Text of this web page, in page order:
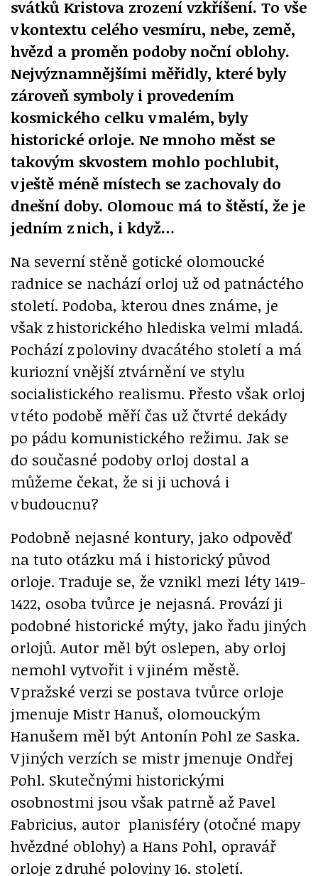
svátků Kristova zrození vzkříšení. To vše
v kontextu celého vesmíru, nebe, země,
hvězd a proměn podoby noční oblohy.
Nejvýznamnějšími měřidly, které byly
zároveň symboly i provedením
kosmického celku v malém, byly
historické orloje. Ne mnoho měst se
takovým skvostem mohlo pochlubit,
v ještě méně místech se zachovaly do
dnešní doby. Olomouc má to štěstí, že je
jedním z nich, i když…
Na severní stěně gotické olomoucké
radnice se nachází orloj už od patnáctého
století. Podoba, kterou dnes známe, je
však z historického hlediska velmi mladá.
Pochází z poloviny dvacátého století a má
kuriozní vnější ztvárnění ve stylu
socialistického realismu. Přesto však orloj
v této podobě měří čas už čtvrté dekády
po pádu komunistického režimu. Jak se
do současné podoby orloj dostal a
můžeme čekat, že si ji uchová i
v budoucnu?
Podobně nejasné kontury, jako odpověď
na tuto otázku má i historický původ
orloje. Traduje se, že vznikl mezi léty 1419-
1422, osoba tvůrce je nejasná. Provází ji
podobné historické mýty, jako řadu jiných
orlojů. Autor měl být oslepen, aby orloj
nemohl vytvořit i v jiném městě.
V pražské verzi se postava tvůrce orloje
jmenuje Mistr Hanuš, olomouckým
Hanušem měl být Antonín Pohl ze Saska.
V jiných verzích se mistr jmenuje Ondřej
Pohl. Skutečnými historickými
osobnostmi jsou však patrně až Pavel
Fabricius, autor planisféry (otočné mapy
hvězdné oblohy) a Hans Pohl, opravář
orloje z druhé poloviny 16. století.